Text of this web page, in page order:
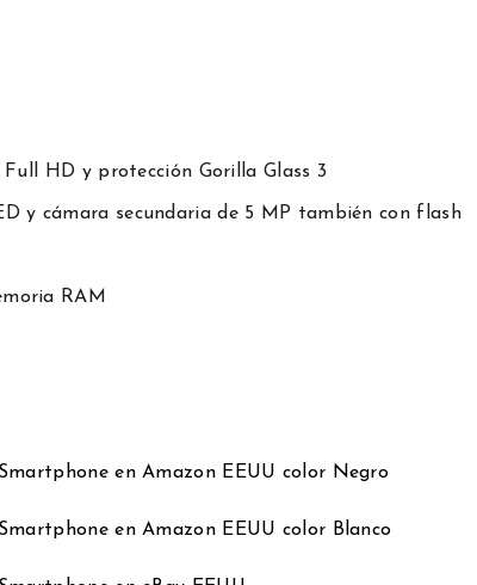
HD y protección Gorilla Glass 3
y cámara secundaria de 5 MP también con flash
RAM
en Amazon EEUU color Negro
en Amazon EEUU color Blanco